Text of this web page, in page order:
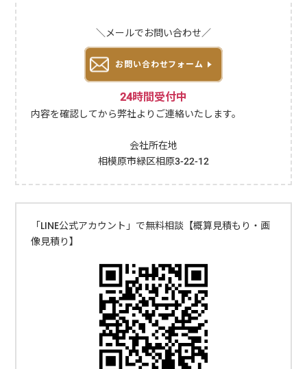
ル料金は全国一律で家電量販店による違いがないため、収集運搬料金
が安い家電販売店を選ぶとお得に処分できます。新しいテレビを購入
する場合は、引き取り金額が安くなるケースが多いので、まずは購入
店舗に相談してみることをおすすめします。なお、引き取り処分のみ
を依頼する場合、費用が高くなるケースがあるので、複数社に見積も
りしてもらいましょう。相模原市の大手家電販売店のテレビの処分費
用を電話で確認したところ、以下のように店舗により差がありまし
た。ヤマダデンキ テックランド相模原店収集運搬料金 ：1,650円中央
区相模原8-11-1ケーズデンキ 相模原店収集運搬料金：2,200円中央区
下九沢777-2ノジマ 相模原本店収集運搬料金 ：3,300円中央区下九沢
777-2各店舗によって収集運搬料に違いが出ます。相模原市付近の家
電販売店で、収集運搬料がリーズナブルなのはヤマダデンキさんで
す。よって相模原市の家電販売店の場合、テレビ処分費用を抑えられ
るのは、「ヤマダデンキさんに持ち込むこと」です。なお、ヤマダデ
キンキさんの収集運搬料は処分だけの依頼の場合でも1,650円とのこ
とです。自分で相模原市指定の処理施設に持ち込みをする不要になっ
たテレビを相模原市の粗大ごみ受入施設や家電リサイクル法対象品の
指定引取場所に持ち込みすると、家電リサイクル料金のみで処分でき
ます。粗大ごみ受入施設に持ち込みする場合は市が代わりにメーカー
に引き渡すため運搬手数料として1品あたり1,600円が別途必要になり
ますが、指定引取場所に持ち込みする場合は収集運搬費用が発生せず
に最もリーズナブルにテレビを処分できます。持ち込み場所費用相模
原市指定引取所（西濃運輸（株）相模原支店1,320～2,970円北部粗大
ごみ受入施設 南部粗大ごみ受入施設 津久井クリーンセンター 1,320
＼メールでお問い合わせ／
お問い合わせフォーム
24時間受付中
内容を確認してから弊社よりご連絡いたします。
会社所在地
相模原市緑区相原3-22-12
「LINE公式アカウント」で無料相談【概算見積もり・画
像見積り】